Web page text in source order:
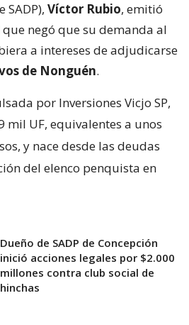
SADP), Víctor Rubio, emitió
negó que su demanda al
a intereses de adjudicarse
de Nonguén.
por Inversiones Vicjo SP,
mil UF, equivalentes a unos
y nace desde las deudas
del elenco penquista en
Dueño de SADP de Concepción
inició acciones legales por $2.000
millones contra club social de
hinchas